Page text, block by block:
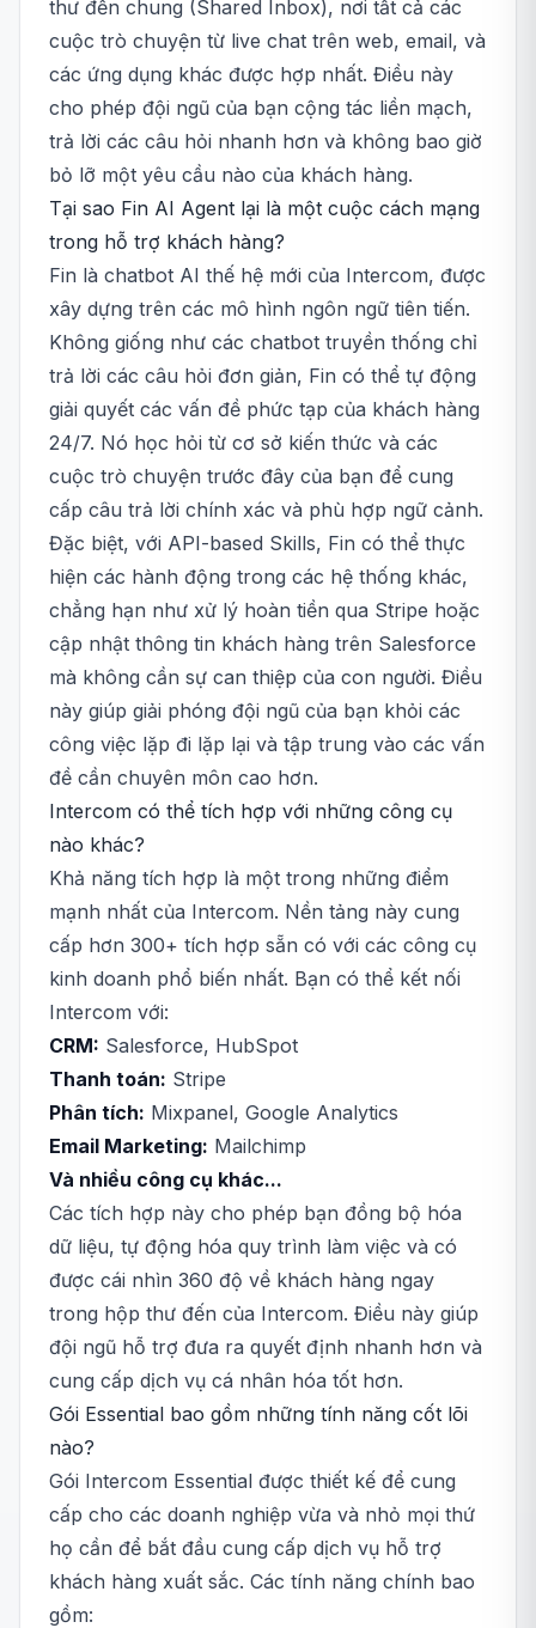
thư đến chung (Shared Inbox), nơi tất cả các
cuộc trò chuyện từ live chat trên web, email, và
các ứng dụng khác được hợp nhất. Điều này
cho phép đội ngũ của bạn cộng tác liền mạch,
trả lời các câu hỏi nhanh hơn và không bao giờ
bỏ lỡ một yêu cầu nào của khách hàng.
Tại sao Fin AI Agent lại là một cuộc cách mạng
trong hỗ trợ khách hàng?
Fin là chatbot AI thế hệ mới của Intercom, được
xây dựng trên các mô hình ngôn ngữ tiên tiến.
Không giống như các chatbot truyền thống chỉ
trả lời các câu hỏi đơn giản, Fin có thể tự động
giải quyết các vấn đề phức tạp của khách hàng
24/7. Nó học hỏi từ cơ sở kiến thức và các
cuộc trò chuyện trước đây của bạn để cung
cấp câu trả lời chính xác và phù hợp ngữ cảnh.
Đặc biệt, với API-based Skills, Fin có thể thực
hiện các hành động trong các hệ thống khác,
chẳng hạn như xử lý hoàn tiền qua Stripe hoặc
cập nhật thông tin khách hàng trên Salesforce
mà không cần sự can thiệp của con người. Điều
này giúp giải phóng đội ngũ của bạn khỏi các
công việc lặp đi lặp lại và tập trung vào các vấn
đề cần chuyên môn cao hơn.
Intercom có thể tích hợp với những công cụ
nào khác?
Khả năng tích hợp là một trong những điểm
mạnh nhất của Intercom. Nền tảng này cung
cấp hơn 300+ tích hợp sẵn có với các công cụ
kinh doanh phổ biến nhất. Bạn có thể kết nối
Intercom với:
CRM: Salesforce, HubSpot
Thanh toán: Stripe
Phân tích: Mixpanel, Google Analytics
Email Marketing: Mailchimp
Và nhiều công cụ khác...
Các tích hợp này cho phép bạn đồng bộ hóa
dữ liệu, tự động hóa quy trình làm việc và có
được cái nhìn 360 độ về khách hàng ngay
trong hộp thư đến của Intercom. Điều này giúp
đội ngũ hỗ trợ đưa ra quyết định nhanh hơn và
cung cấp dịch vụ cá nhân hóa tốt hơn.
Gói Essential bao gồm những tính năng cốt lõi
nào?
Gói Intercom Essential được thiết kế để cung
cấp cho các doanh nghiệp vừa và nhỏ mọi thứ
họ cần để bắt đầu cung cấp dịch vụ hỗ trợ
khách hàng xuất sắc. Các tính năng chính bao
gồm: